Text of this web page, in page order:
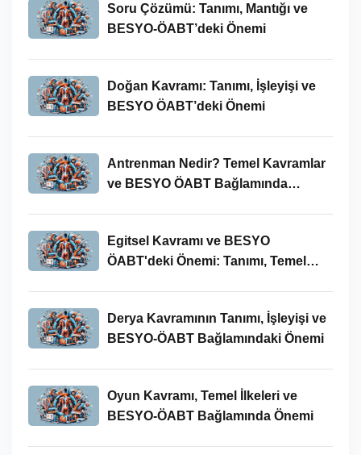
Soru Çözümü: Tanımı, Mantığı ve
BESYO-ÖABT’deki Önemi
Doğan Kavramı: Tanımı, İşleyişi ve
BESYO ÖABT’deki Önemi
Antrenman Nedir? Temel Kavramlar
ve BESYO ÖABT Bağlamında
Egitsel Kavramı ve BESYO
ÖABT'deki Önemi: Tanımı, Temel
Derya Kavramının Tanımı, İşleyişi ve
BESYO-ÖABT Bağlamındaki Önemi
Oyun Kavramı, Temel İlkeleri ve
BESYO-ÖABT Bağlamında Önemi